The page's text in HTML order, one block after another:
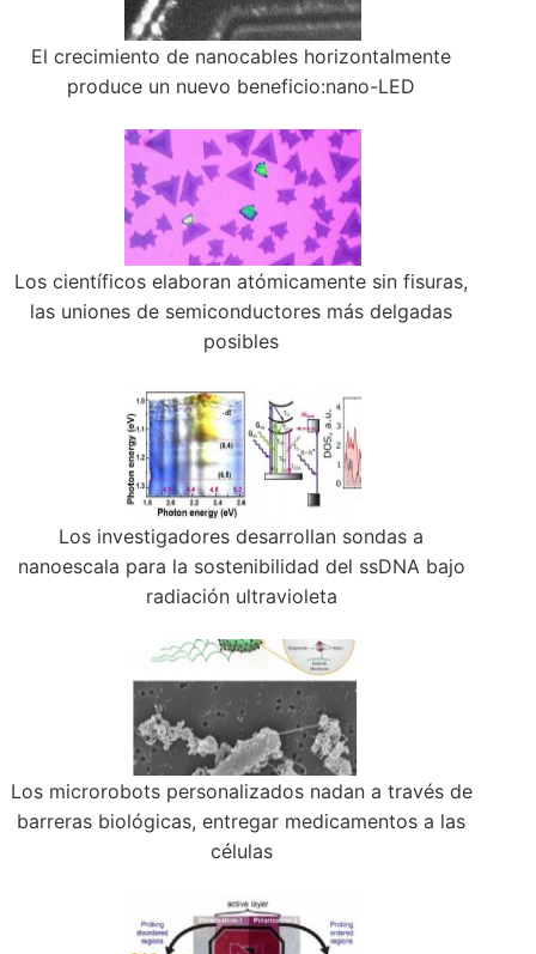
El crecimiento de nanocables horizontalmente
produce un nuevo beneficio:nano-LED
Los científicos elaboran atómicamente sin fisuras,
las uniones de semiconductores más delgadas
posibles
Los investigadores desarrollan sondas a
nanoescala para la sostenibilidad del ssDNA bajo
radiación ultravioleta
Los microrobots personalizados nadan a través de
barreras biológicas, entregar medicamentos a las
células